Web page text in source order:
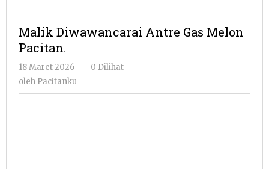
Malik Diwawancarai Antre Gas Melon
Pacitan.
18 Maret 2026
oleh
-
0 Dilihat
oleh Pacitanku